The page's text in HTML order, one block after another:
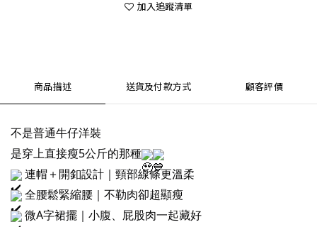
加入追蹤清單
商品描述 送貨及付款方式 顧客評價
不是普通牛仔洋裝
是穿上直接瘦5公斤的那種
連帽＋開釦設計｜頸部線條更溫柔
全腰鬆緊縮腰｜不勒肉卻超顯瘦
微A字裙擺｜小腹、屁股肉一起藏好